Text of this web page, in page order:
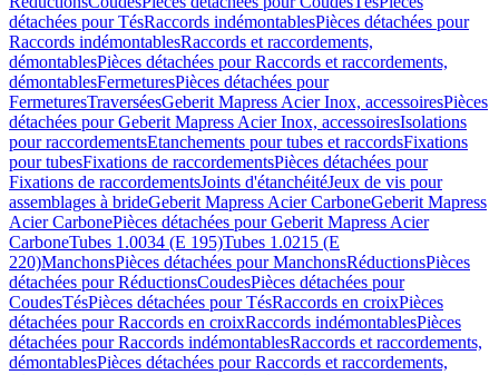
détachées pour TésRaccords indémontablesPièces détachées pour
Raccords indémontablesRaccords et raccordements,
démontablesPièces détachées pour Raccords et raccordements,
démontablesFermeturesPièces détachées pour
FermeturesTraverséesGeberit Mapress Acier Inox, accessoiresPièces
détachées pour Geberit Mapress Acier Inox, accessoiresIsolations
pour raccordementsEtanchements pour tubes et raccordsFixations
pour tubesFixations de raccordementsPièces détachées pour
Fixations de raccordementsJoints d'étanchéitéJeux de vis pour
assemblages à brideGeberit Mapress Acier CarboneGeberit Mapress
Acier CarbonePièces détachées pour Geberit Mapress Acier
CarboneTubes 1.0034 (E 195)Tubes 1.0215 (E
220)ManchonsPièces détachées pour ManchonsRéductionsPièces
détachées pour RéductionsCoudesPièces détachées pour
CoudesTésPièces détachées pour TésRaccords en croixPièces
détachées pour Raccords en croixRaccords indémontablesPièces
détachées pour Raccords indémontablesRaccords et raccordements,
démontablesPièces détachées pour Raccords et raccordements,